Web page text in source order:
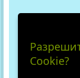
Cookie?